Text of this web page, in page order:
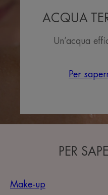
ACQUA
Un’acqua
Per
PER
Make-up